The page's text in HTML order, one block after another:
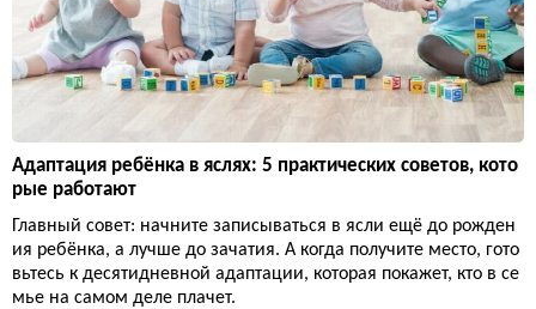
Адаптация ребёнка в яслях: 5 практических советов, кото
рые работают
Главный совет: начните записываться в ясли ещё до рожден
ия ребёнка, а лучше до зачатия. А когда получите место, гото
вьтесь к десятидневной адаптации, которая покажет, кто в се
мье на самом деле плачет.